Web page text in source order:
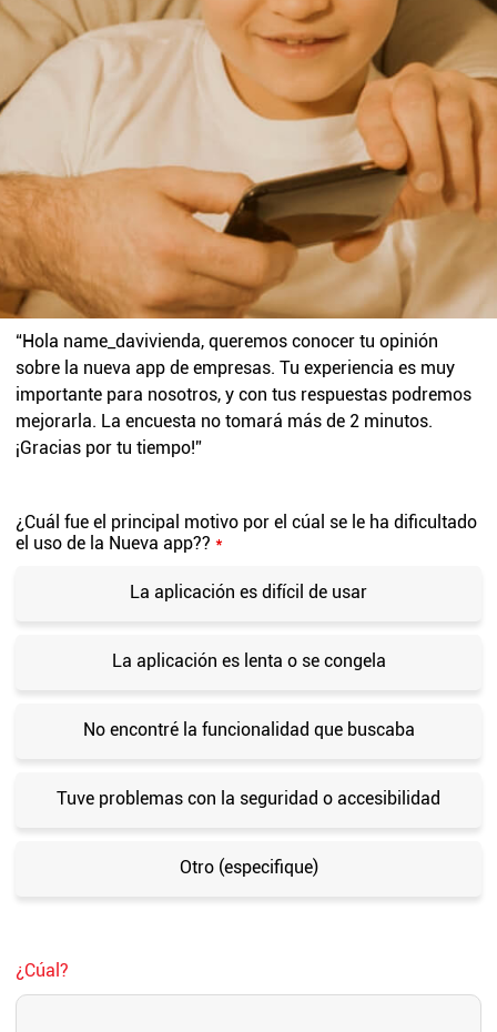
“Hola name_davivienda, queremos conocer tu opinión
sobre la nueva app de empresas. Tu experiencia es muy
importante para nosotros, y con tus respuestas podremos
mejorarla. La encuesta no tomará más de 2 minutos.
¡Gracias por tu tiempo!”
¿Cuál fue el principal motivo por el cúal se le ha dificultado
el uso de la Nueva app?? *
La aplicación es difícil de usar
La aplicación es lenta o se congela
No encontré la funcionalidad que buscaba
Tuve problemas con la seguridad o accesibilidad
Otro (especifique)
¿Cúal?